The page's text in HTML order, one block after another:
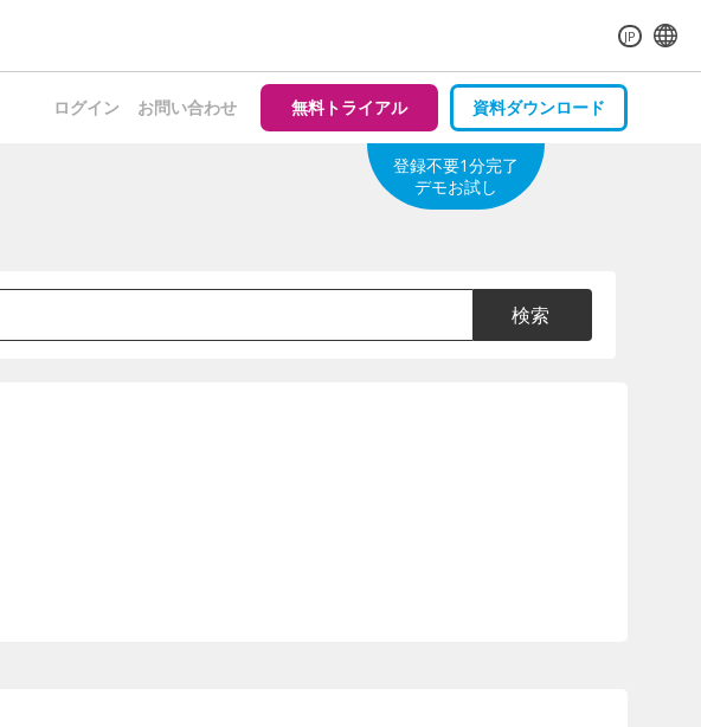
JP
登録不要1分完了
デモお試し
ログイン お問い合わせ 無料トライアル 資料ダウンロード
検索